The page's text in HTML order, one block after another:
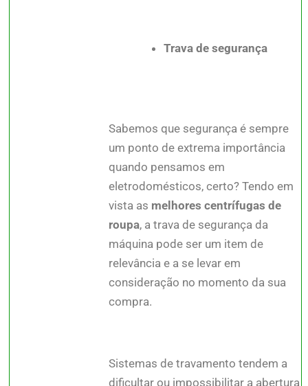
Trava de segurança
Sabemos que segurança é sempre
um ponto de extrema importância
quando pensamos em
eletrodomésticos, certo? Tendo em
vista as melhores centrífugas de
roupa, a trava de segurança da
máquina pode ser um item de
relevância e a se levar em
consideração no momento da sua
compra.
Sistemas de travamento tendem a
dificultar ou impossibilitar a abertura